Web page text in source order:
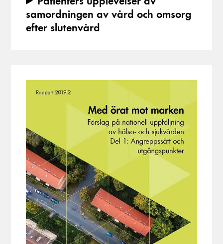
samordningen av vård och omsorg
efter slutenvård